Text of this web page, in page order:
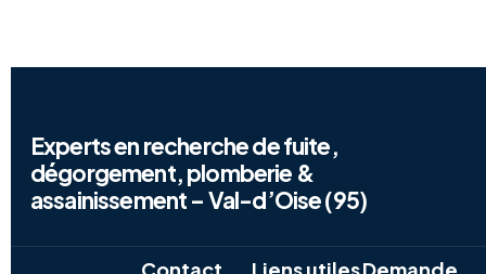
Experts en recherche de fuite,
dégorgement, plomberie &
assainissement – Val-d’Oise (95)